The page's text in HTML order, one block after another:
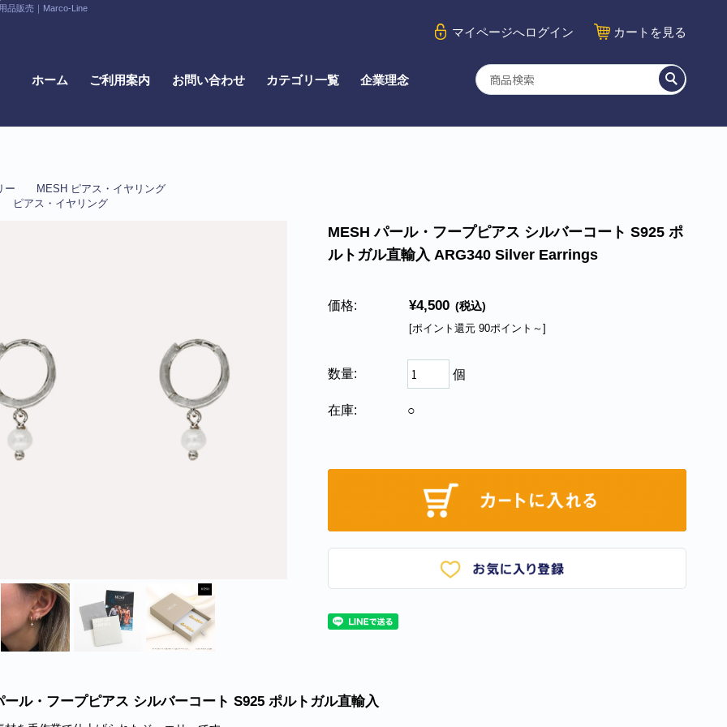
品販売｜Marco-Line
マイページへログイン カート を見る
ホーム ご利用案内 お問い合わせ カテゴリ一覧 企業理念
ー
MESH ピアス・イヤリング
ピアス・イヤリング
MESH パール・フープピアス シルバーコート S925 ポ
ルトガル直輸入 ARG340 Silver Earrings
価格: ¥4,500 (税込)
[ポイント還元 90ポイント～]
数量: 個
在庫: ○
ール・フープピアス シルバーコート S925 ポルトガル直輸入